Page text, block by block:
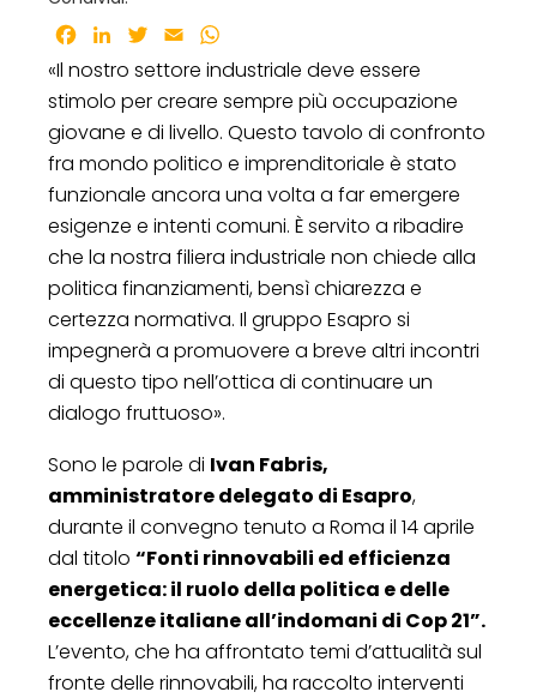
Facebook
LinkedInTwitter
Email
«Il nostro settore industriale deve essere
stimolo per creare sempre più occupazione
giovane e di livello. Questo tavolo di confronto
fra mondo politico e imprenditoriale è stato
funzionale ancora una volta a far emergere
esigenze e intenti comuni. È servito a ribadire
che la nostra filiera industriale non chiede alla
politica finanziamenti, bensì chiarezza e
certezza normativa. Il gruppo Esapro si
impegnerà a promuovere a breve altri incontri
di questo tipo nell’ottica di continuare un
dialogo fruttuoso».
Sono le parole di Ivan Fabris,
amministratore delegato di Esapro,
durante il convegno tenuto a Roma il 14 aprile
dal titolo “Fonti rinnovabili ed efficienza
energetica: il ruolo della politica e delle
eccellenze italiane all’indomani di Cop 21”.
L’evento, che ha affrontato temi d’attualità sul
fronte delle rinnovabili, ha raccolto interventi